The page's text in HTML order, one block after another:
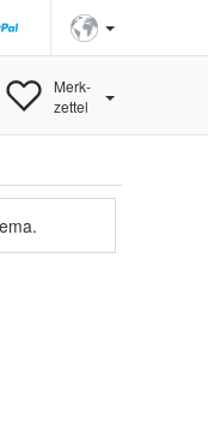
Merk-
zettel